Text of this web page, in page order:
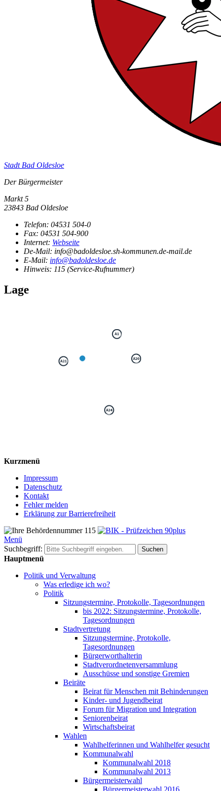
Stadt Bad Oldesloe
Der Bürgermeister
Markt 5
23843 Bad Oldesloe
Telefon: 04531 504-0
Fax: 04531 504-900
Internet: Webseite
De-Mail: info@badoldesloe.sh-kommunen.de-mail.de
E-Mail: info@badoldesloe.de
Hinweis: 115 (Service-Rufnummer)
Lage
Kurzmenü
Impressum
Datenschutz
Kontakt
Fehler melden
Erklärung zur Barrierefreiheit
Menü
Suchbegriff:
Suchen
Hauptmenü
Politik und Verwaltung
Was erledige ich wo?
Politik
Sitzungstermine, Protokolle, Tagesordnungen
bis 2022: Sitzungstermine, Protokolle,
Tagesordnungen
Stadtvertretung
Sitzungstermine, Protokolle,
Tagesordnungen
Bürgerworthalterin
Stadtverordnetenversammlung
Ausschüsse und sonstige Gremien
Beiräte
Beirat für Menschen mit Behinderungen
Kinder- und Jugendbeirat
Forum für Migration und Integration
Seniorenbeirat
Wirtschaftsbeirat
Wahlen
Wahlhelferinnen und Wahlhelfer gesucht
Kommunalwahl
Kommunalwahl 2018
Kommunalwahl 2013
Bürgermeisterwahl